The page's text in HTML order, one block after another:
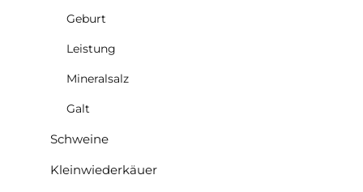
Geburt
Leistung
Mineralsalz
Galt
Schweine
Kleinwiederkäuer